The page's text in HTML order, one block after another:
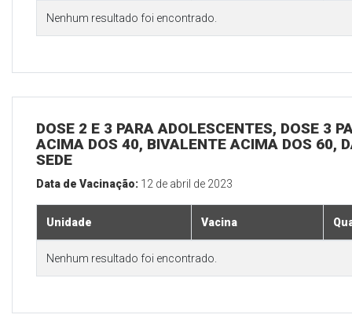
Nenhum resultado foi encontrado.
DOSE 2 E 3 PARA ADOLESCENTES, DOSE 3
ACIMA DOS 40, BIVALENTE ACIMA DOS 60,
SEDE
Data de Vacinação: 12 de abril de 2023
Unidade Vacina
Nenhum resultado foi encontrado.